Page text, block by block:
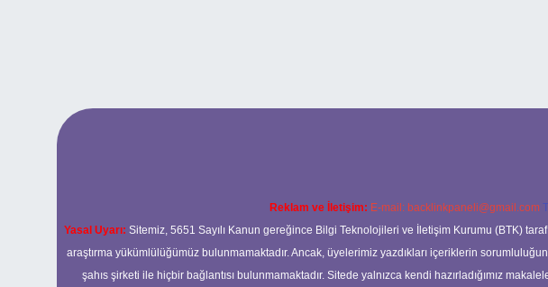
Reklam ve İletişim: E-mail: backlinkpaneli@gmail.com
Yasal Uyarı: Sitemiz, 5651 Sayılı Kanun gereğince Bilgi Teknolojileri ve İletişim Kurumu (BTK)
araştırma yükümlülüğümüz bulunmamaktadır. Ancak, üyelerimiz yazdıkları içeriklerin
şahıs şirketi ile hiçbir bağlantısı bulunmamaktadır. Sitede yalnızca kendi hazırladığımız